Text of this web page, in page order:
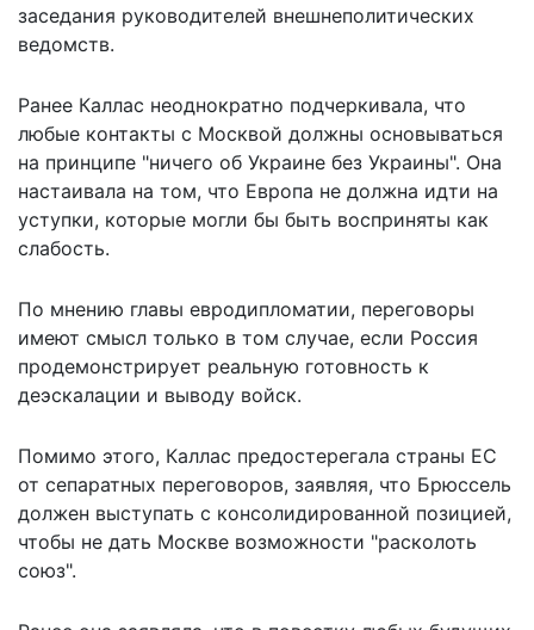
заседания руководителей внешнеполитических
ведомств.
Ранее Каллас неоднократно подчеркивала, что
любые контакты с Москвой должны основываться
на принципе "ничего об Украине без Украины". Она
настаивала на том, что Европа не должна идти на
уступки, которые могли бы быть восприняты как
слабость.
По мнению главы евродипломатии, переговоры
имеют смысл только в том случае, если Россия
продемонстрирует реальную готовность к
деэскалации и выводу войск.
Помимо этого, Каллас предостерегала страны ЕС
от сепаратных переговоров, заявляя, что Брюссель
должен выступать с консолидированной позицией,
чтобы не дать Москве возможности "расколоть
союз".